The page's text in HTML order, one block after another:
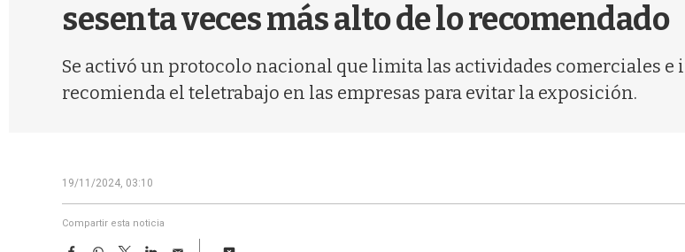
sesenta veces más alto de lo recomendado
Se activó un protocolo nacional que limita las actividades comerciales
recomienda el teletrabajo en las empresas para evitar la exposición.
19/11/2024, 03:10
Compartir esta noticia
F
W
T
L
E